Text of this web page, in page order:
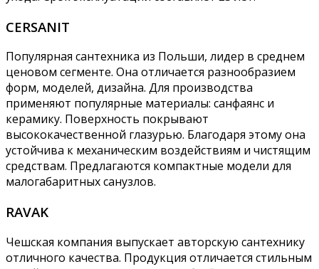
CERSANIT
Популярная сантехника из Польши, лидер в среднем
ценовом сегменте. Она отличается разнообразием
форм, моделей, дизайна. Для производства
применяют популярные материалы: санфаянс и
керамику. Поверхность покрывают
высококачественной глазурью. Благодаря этому она
устойчива к механическим воздействиям и чистящим
средствам. Предлагаются компактные модели для
малогабаритных санузлов.
RAVAK
Чешская компания выпускает авторскую сантехнику
отличного качества. Продукция отличается стильным